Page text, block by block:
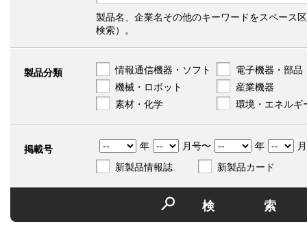
製品名、企業名その他のキーワードをスペース
検索）。
製品分類 情報通信機器・ソフト
電子機器・部品
機械・ロボット
産業機器
素材・化学
環境・エネルギ
掲載号 年 月号〜 年
新製品情報誌
新製品カード
検